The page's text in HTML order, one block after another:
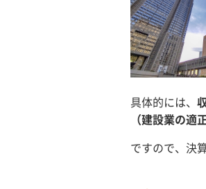
具体的には、
（建設業の適
ですので、決